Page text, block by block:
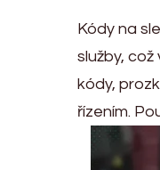
Kódy na
služby,
kódy,
řízením.